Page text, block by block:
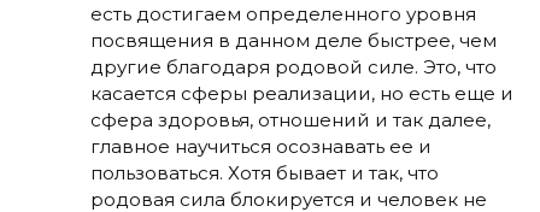
есть достигаем определенного уровня
посвящения в данном деле быстрее, чем
другие благодаря родовой силе. Это, что
касается сферы реализации, но есть еще и
сфера здоровья, отношений и так далее,
главное научиться осознавать ее и
пользоваться. Хотя бывает и так, что
родовая сила блокируется и человек не